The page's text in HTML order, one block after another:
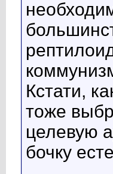
Кстати,
тоже
целевую
бочку